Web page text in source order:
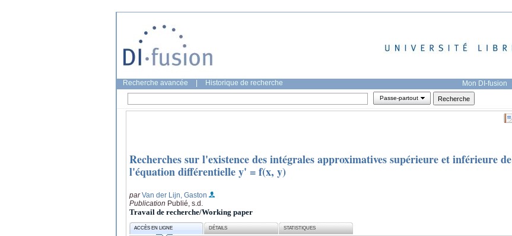
Recherche avancée Historique de recherche Mon DI-fusion
Passe-partout
Recherches sur l'existence des intégrales approximatives supérieure et inférieure de
l'équation différentielle y' = f(x, y)
parVan der Lijn, Gaston
Publication Publié, s.d.
Travail de recherche/Working paper
ACCÈS EN LIGNE DÉTAILS STATISTIQUES